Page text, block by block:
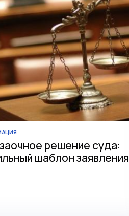
решение суда:
шаблон заявления